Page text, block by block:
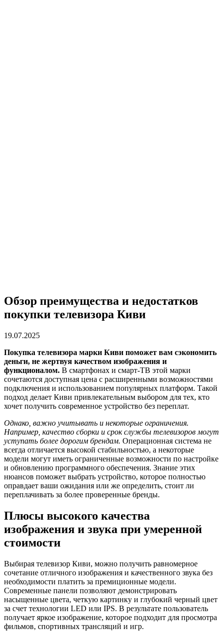
Обзор преимущества и недостатков
покупки телевизора Киви
19.07.2025
Покупка телевизора марки Киви поможет вам сэкономить
деньги, не жертвуя качеством изображения и
функционалом. В смартфонах и смарт-ТВ этой марки
сочетаются доступная цена с расширенными возможностями
подключения и использованием популярных платформ. Такой
подход делает Киви привлекательным выбором для тех, кто
хочет получить современное устройство без переплат.
Однако, важно учитывать и некоторые ограничения.
Например, качество сборки и срок службы телевизоров могут
уступать более дорогим брендам. Операционная система не
всегда отличается высокой стабильностью, а некоторые
модели могут иметь ограниченные возможности по настройке
и обновлению программного обеспечения. Знание этих
нюансов поможет выбрать устройство, которое полностью
оправдает ваши ожидания или же определить, стоит ли
переплачивать за более проверенные бренды.
Плюсы высокого качества
изображения и звука при умеренной
стоимости
Выбирая телевизор Киви, можно получить равномерное
сочетание отличного изображения и качественного звука без
необходимости платить за премиционные модели.
Современные панели позволяют демонстрировать
насыщенные цвета, четкую картинку и глубокий черный цвет
за счет технологии LED или IPS. В результате пользователь
получает яркое изображение, которое подходит для просмотра
фильмов, спортивных трансляций и игр.